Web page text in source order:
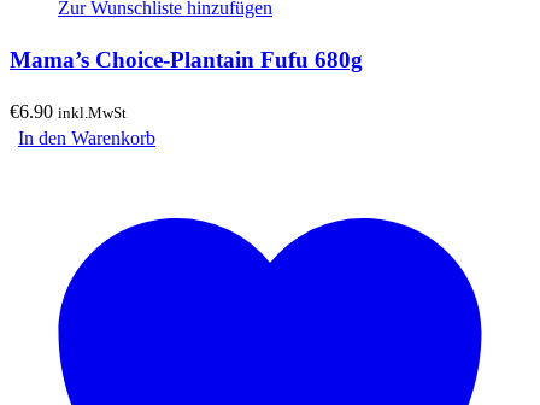
Zur Wunschliste hinzufügen
Mama’s Choice-Plantain Fufu 680g
€6.90 inkl.MwSt
In den Warenkorb